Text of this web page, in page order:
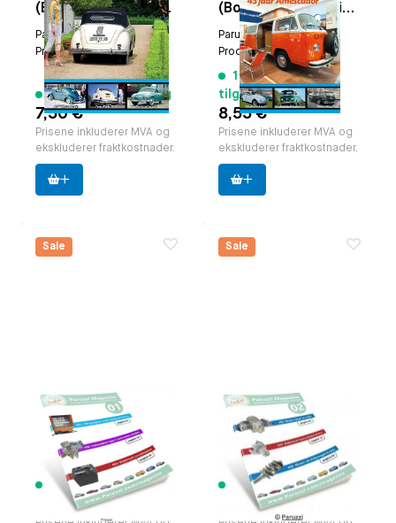
(Boxertje) MAGazine
Winter Edition 2011-
2012 (nr41) .
Paruzzi nummer:9388
Produsent:Classicvw
13 varer tilgjengelig
7,50 €
Prisene inkluderer MVA og
ekskluderer fraktkostnader.
(Boxertje) MAGazine
Winter Edition 2013-
2014 (nr49) .
Paruzzi nummer:9396
Produsent:Classicvw
108 varer
tilgjengelig
8,55 €
Prisene inkluderer MVA og
ekskluderer fraktkostnader.
Sale
Paruzzi Magazine,
editie 01 NL.
zakformaat (A5)
Paruzzi nummer:591801
Produsent:
Paruzzi
21 varer tilgjengelig
2,80 €
Sale
Paruzzi Magazine,
editie 02 NL.
zakformaat (A5)
Paruzzi nummer:591802
Produsent:Paruzzi
99 varer tilgjengelig
2,80 €